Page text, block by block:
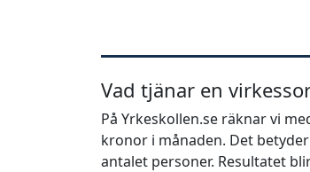
Vad tjänar en
På Yrkeskollen.se räknar vi
kronor i månaden. Det
antalet personer. Resultatet